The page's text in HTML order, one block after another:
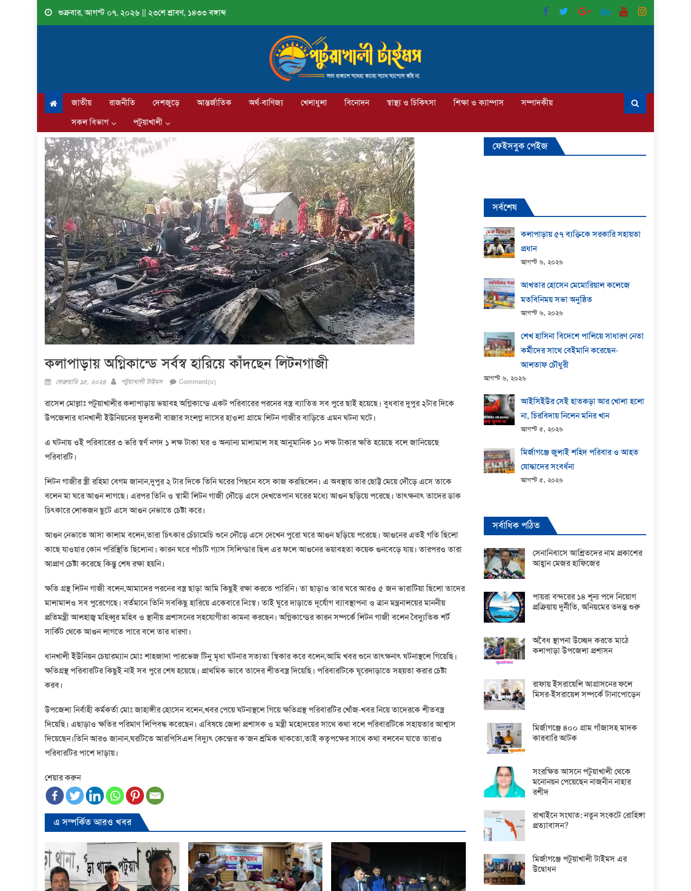
Skip
শুক্রবার, আগস্ট ০৭, ২০২৬ || ২৩শে শ্রাবণ, ১৪৩৩ বঙ্গাব্দ
জাতীয় রাজনীতি দেশজুড়ে আন্তর্জাতিক অর্থ-বাণিজ্য খেলাধুলা বিনোদন স্বাস্থ্য ও চিকিৎসা শিক্ষা ও ক্যাম্পাস
সম্পাদকীয়
সকল বিভাগ
পটুয়াখালী
কলাপাড়ায় অগ্নিকান্ডে সর্বস্ব হারিয়ে কাঁদছেন লিটনগাজী
Posted
ফেব্রুয়ারি ১৫, ২০২৪ Author
পটুয়াখালী টাইমস Comment(০)
রাসেল মোল্লাঃ পটুয়াখালীর কলাপাড়ায় ভয়াবহ অগ্নিকান্ডে একট পরিবারের পরনের বস্ত্র ব্যাতিত সব পুরে ছাই হয়েছে। বুধবার দুপুর ২টার দিকে
উপজেলার ধানখালী ইউনিয়নের ফুলতলী বাজার সংলগ্ন দাসের হাওলা গ্রামে লিটন গাজীর বাড়িতে এমন ঘটনা ঘটে।
এ ঘটনায় ওই পরিবারের ৩ ভরি স্বর্ণ নগদ ১ লক্ষ টাকা ঘর ও অন্যান্য মালামাল সহ আনুমানিক ১০ লক্ষ টাকার ক্ষতি হয়েছে বলে জানিয়েছে
পরিবারটি।
লিটন গাজীর স্ত্রী রহিমা বেগম জানান,দুপুর ২ টার দিকে তিনি ঘরের পিছনে বসে কাজ করছিলেন। এ অবস্থায় তার ছোট্ট মেয়ে দৌড়ে এসে তাকে
বলেন মা ঘরে আগুন লাগছে। এরপর তিনি ও স্বামী লিটন গাজী দৌড়ে এসে দেখতেপান ঘরের মধ্যে আগুন ছড়িয়ে পরেছে। তাৎক্ষনাৎ তাদের ডাক
চিৎকারে লোকজন ছুটে এসে আগুন নেভাতে চেষ্টা করে।
আগুন নেভাতে আসা কালাম বলেন,তারা চিৎকার চেঁচামেচি শুনে দৌড়ে এসে দেখেন পুরো ঘরে আগুন ছড়িয়ে পরেছে। আগুনের এতই গতি ছিলো
কাছে যাওয়ার কোন পরিস্থিতি ছিলোনা। কারন ঘরে পাঁচটি গ্যাস সিলিন্ডার ছিল এর ফলে আগুনের ভয়াবহতা কয়েক গুনবেড়ে যায়। তারপরও তারা
আপ্রাণ চেষ্টা করেছে কিন্তু শেষ রক্ষা হয়নি।
ক্ষতি গ্রস্থ লিটন গাজী বলেন,আমাদের পরনের বস্ত্র ছাড়া আমি কিছুই রক্ষা করতে পারিনি। তা ছাড়াও তার ঘরে আরও ৫ জন ভারাটিয়া ছিলো তাদের
মালামালও সব পুরেগেছে। বর্তমানে তিনি সবকিছু হারিয়ে একেবারে নিঃস্ব। তাই ঘুরে দাড়াতে দূর্যোগ ব্যাবস্থাপনা ও ত্রান মন্ত্রনালয়ের মাননীয়
প্রতিমন্ত্রী আলহাজ্ব মহিব্বুর মহিব ও স্থানীয় প্রশাসনের সহযোগীতা কামনা করছেন। অগ্নিকান্ডের কারন সম্পর্কে লিটন গাজী বলেন বৈদ্যুতিক শর্ট
সার্কিট থেকে আগুন লাগতে পারে বলে তার ধারণা।
ধানখালী ইউনিয়ন চেয়ারম্যান মোঃ শাহজাদা পারভেজ টিনু মৃধা ঘটনার সত্যতা স্বিকার করে বলেন,আমি খবর শুনে তাৎক্ষনাৎ ঘটনাস্থলে গিয়েছি।
ক্ষতিগ্রস্থ পরিবারটির কিছুই নাই সব পুরে শেষ হয়েছে। প্রাথমিক ভাবে তাদের শীতবস্ত্র দিয়েছি। পরিবারটিকে ঘূরেদাড়াতে সহয়তা করার চেষ্টা
করব।
উপজেলা নির্বাহী কর্মকর্তা মোঃ জাহাঙ্গীর হোসেন বলেন,খবর পেয়ে ঘটনাস্থলে গিয়ে ক্ষতিগ্রস্থ পরিবারটির খোঁজ-খবর নিয়ে তাদেরকে শীতবস্ত্র
দিয়েছি। এছাড়াও ক্ষতির পরিমাণ লিপিবদ্ধ করেছেন। এবিষয়ে জেলা প্রশাসক ও মন্ত্রী মহোদয়ের সাথে কথা বলে পরিবারটিকে সহায়তার আশ্বাস
দিয়েছেন।তিনি আরও জানান,ঘরটিতে আরপিসিএল বিদ্যুৎ কেন্দ্রের ক’জন শ্রমিক থাকতো,তাই কতৃপক্ষের সাথে কথা বলবেন যাতে তারাও
পরিবারটির পাশে দাড়ায়।
শেয়ার করুন
এ সম্পর্কিত আরও খবর
ফেইসবুক পেইজ
সর্বশেষ
কলাপাড়ায় ​৫৭ ব্যক্তিকে সরকারি সহায়তা
প্রধান
আগস্ট ৬, ২০২৬
আখতার হোসেন মেমোরিয়াল কলেজে
মতবিনিময় সভা অনুষ্ঠিত
আগস্ট ৬, ২০২৬
শেখ হাসিনা বিদেশে পালিয়ে সাধারণ নেতা
কর্মীদের সাথে বেইমানি করেছেন-
আলতাফ চৌধুরী
আগস্ট ৬, ২০২৬
আইসিইউর সেই হাতকড়া আর খোলা হলো
না, চিরবিদায় নিলেন মনির খান
আগস্ট ৫, ২০২৬
মির্জাগঞ্জে জুলাই শহিদ পরিবার ও আহত
যোদ্ধাদের সংবর্ধনা
আগস্ট ৫, ২০২৬
সর্বাধিক পঠিত
সেনানিবাসে আশ্রিতদের নাম প্রকাশের
আহ্বান মেজর হাফিজের
পায়রা বন্দরের ১৪ শূন্য পদে নিয়োগ
প্রক্রিয়ায় দুর্নীতি, অনিয়মের তদন্ত শুরু
অবৈধ স্থাপনা উচ্ছেদ করতে মাঠে
কলাপাড়া উপজেলা প্রশাসন
রাফায় ইসরায়েলি আগ্রাসনের ফলে
মিসর-ইসরায়েল সম্পর্কে টানাপোড়েন
মির্জাগঞ্জে ৪০০ গ্রাম গাঁজাসহ মাদক
কারবারি আটক
সংরক্ষিত আসনে পটুয়াখালী থেকে
মনোনয়ন পেয়েছেন নাজনীন নাহার
রশীদ
রাখাইনে সংঘাত: নতুন সংকটে রোহিঙ্গা
প্রত্যাবাসন?
মির্জাগঞ্জে পটুয়াখালী টাইমস এর
উদ্বোধন